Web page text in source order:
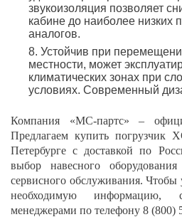
звукоизоляция позволяет
кабине до наиболее низких
аналогов.
Устойчив при
местности, может
климатических зонах при
условиях. Современный
Компания «МС-партс» –
Предлагаем купить погрузчик
Петербурге с доставкой по
выбор навесного
сервисного обслуживания. Чтобы
необходимую информацию,
менеджерами по телефону 8 (800)